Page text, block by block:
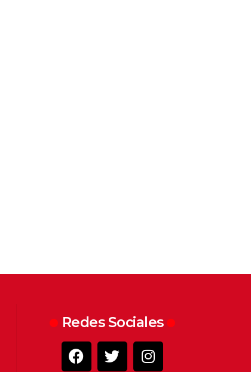
Redes Sociales